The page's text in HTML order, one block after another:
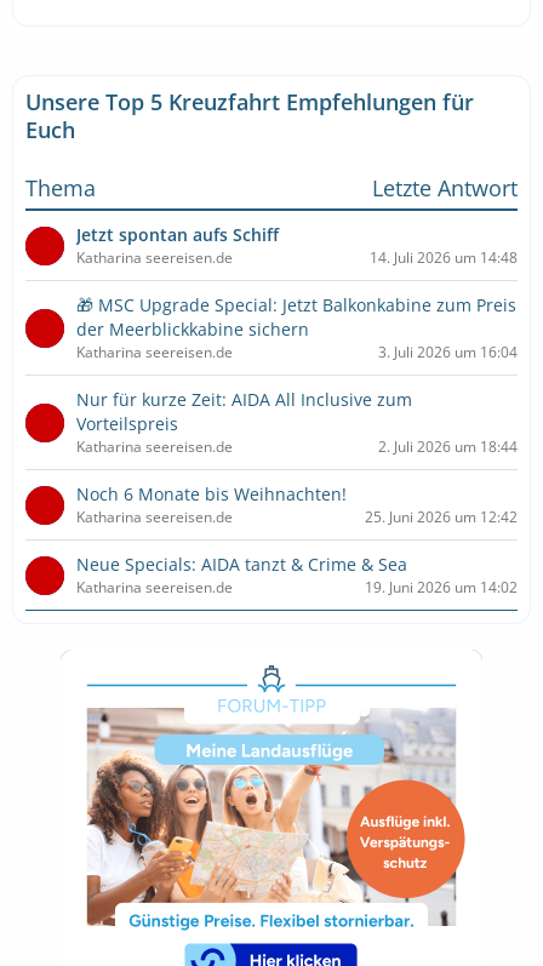
Unsere Top 5 Kreuzfahrt Empfehlungen für
Euch
Thema
Letzte Antwort
Jetzt spontan aufs Schiff
Katharina seereisen.de 14. Juli 2026 um 14:48
🎁 MSC Upgrade Special: Jetzt Balkonkabine zum Preis
der Meerblickkabine sichern
Katharina seereisen.de 3. Juli 2026 um 16:04
Nur für kurze Zeit: AIDA All Inclusive zum
Vorteilspreis
Katharina seereisen.de 2. Juli 2026 um 18:44
Noch 6 Monate bis Weihnachten!
Katharina seereisen.de 25. Juni 2026 um 12:42
Neue Specials: AIDA tanzt & Crime & Sea
Katharina seereisen.de 19. Juni 2026 um 14:02